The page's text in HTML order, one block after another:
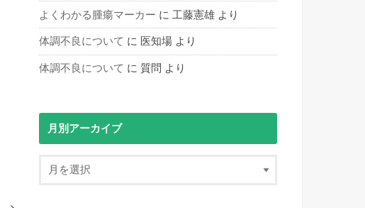
よくわかる腫瘍マーカー に 工藤憲雄 より
体調不良について に 医知場 より
体調不良について に 質問 より
月別アーカイブ